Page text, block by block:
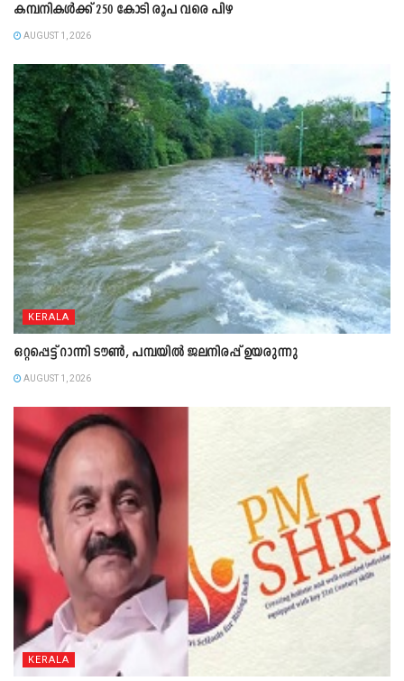
കമ്പനികൾക്ക് 250 കോടി രൂപ വരെ പിഴ
AUGUST 1, 2026
KERALA
ഒറ്റപ്പെട്ട് റാന്നി ടൗൺ, പമ്പയിൽ ജലനിരപ്പ് ഉയരുന്നു
AUGUST 1, 2026
KERALA